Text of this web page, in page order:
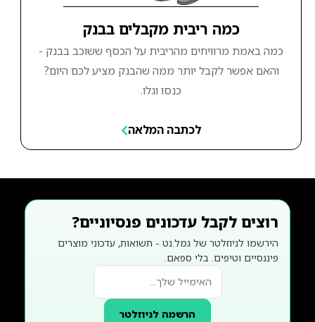
כמה ריבית מקבלים בבנק
כמה באמת מרוויחים מהריבית על הכסף ששוכב בבנק -
והאם אפשר לקבל יותר ממה שהבנק מציע לכם היום?
כנסו וגלו.
לכתבה המלאה
רוצים לקבל עדכונים פנסיוניים?
הירשמו לניוזלטר של גמל.נט - תשואות, עדכוני מוצרים
פיננסיים וטיפים. בלי ספאם.
הרשמה לניוזלטר